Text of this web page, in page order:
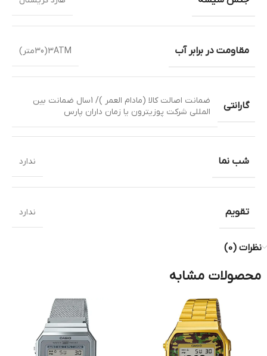
مقاومت در برابر آب 3ATM(30متر)
گارانتی
ضمانت اصالت کالا (مادام العمر )/ 1سال ضمانت بین
المللی شرکت پوزیترون یا زمان داران پارس
شب نما ندارد
تقویم ندارد
نظرات (0)
محصولات مشابه